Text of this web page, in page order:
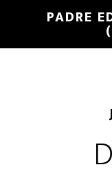
PADRE